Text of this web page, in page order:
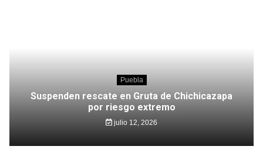
Puebla
Suspenden rescate en Gruta de Chichicazapa
por riesgo extremo
julio 12, 2026